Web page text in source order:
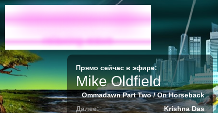
Radio-M
relaxing wave
Прямо сейчас в эфире:
Mike Oldfield
Ommadawn Part Two / On Horseback
Далее:
Krishna Das